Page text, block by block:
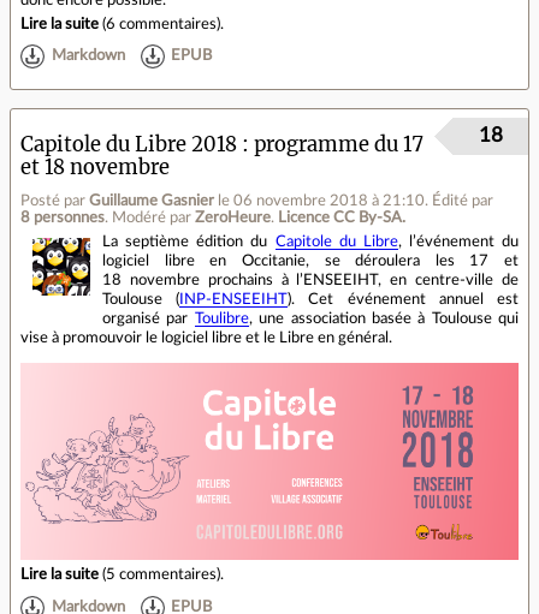
Lire la suite (6 commentaires).
Markdown EPUB
Capitole du Libre 2018 : programme du 17
et 18 novembre
Posté par Guillaume Gasnier le 06 novembre 2018 à 21:10. Édité par
8 personnes. Modéré par ZeroHeure. Licence CC By‑SA.
18
La septième édition du Capitole du Libre, l’événement du
logiciel libre en Occitanie, se déroulera les 17 et
18 novembre prochains à l’ENSEEIHT, en centre‐ville de
Toulouse ( INP-ENSEEIHT). Cet événement annuel est
organisé par Toulibre, une association basée à Toulouse qui
vise à promouvoir le logiciel libre et le Libre en général.
Lire la suite (5 commentaires).
Markdown EPUB